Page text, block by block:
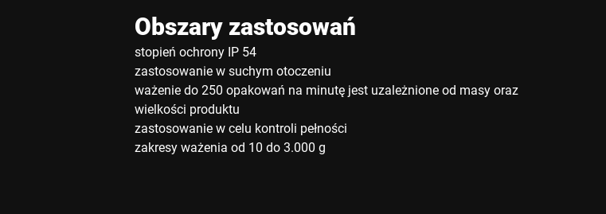
Obszary zastosowań
stopień ochrony IP 54
zastosowanie w suchym otoczeniu
ważenie do 250 opakowań na minutę jest uzależnione od masy oraz
wielkości produktu
zastosowanie w celu kontroli pełności
zakresy ważenia od 10 do 3.000 g